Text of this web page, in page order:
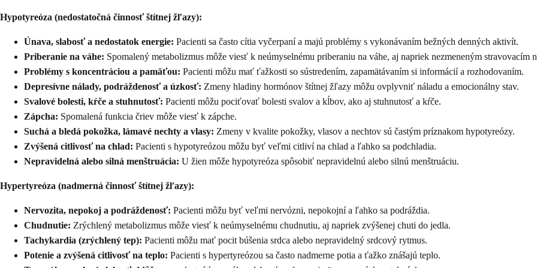
Hypotyreóza (nedostatočná činnosť štítnej žľazy):
Únava, slabosť a nedostatok energie: Pacienti sa často cítia vyčerpaní a majú problémy s vykonávaním bežných denných aktivít.
Priberanie na váhe: Spomalený metabolizmus môže viesť k neúmyselnému priberaniu na váhe, aj napriek nezmeneným stravovacím
Problémy s koncentráciou a pamäťou: Pacienti môžu mať ťažkosti so sústredením, zapamätávaním si informácií a rozhodovaním.
Depresívne nálady, podráždenosť a úzkosť: Zmeny hladiny hormónov štítnej žľazy môžu ovplyvniť náladu a emocionálny stav.
Svalové bolesti, kŕče a stuhnutosť: Pacienti môžu pociťovať bolesti svalov a kĺbov, ako aj stuhnutosť a kŕče.
Zápcha: Spomalená funkcia čriev môže viesť k zápche.
Suchá a bledá pokožka, lámavé nechty a vlasy: Zmeny v kvalite pokožky, vlasov a nechtov sú častým príznakom hypotyreózy.
Zvýšená citlivosť na chlad: Pacienti s hypotyreózou môžu byť veľmi citliví na chlad a ľahko sa podchladia.
Nepravidelná alebo silná menštruácia: U žien môže hypotyreóza spôsobiť nepravidelnú alebo silnú menštruáciu.
Hypertyreóza (nadmerná činnosť štítnej žľazy):
Nervozita, nepokoj a podráždenosť: Pacienti môžu byť veľmi nervózni, nepokojní a ľahko sa podráždia.
Chudnutie: Zrýchlený metabolizmus môže viesť k neúmyselnému chudnutiu, aj napriek zvýšenej chuti do jedla.
Tachykardia (zrýchlený tep): Pacienti môžu mať pocit búšenia srdca alebo nepravidelný srdcový rytmus.
Potenie a zvýšená citlivosť na teplo: Pacienti s hypertyreózou sa často nadmerne potia a ťažko znášajú teplo.